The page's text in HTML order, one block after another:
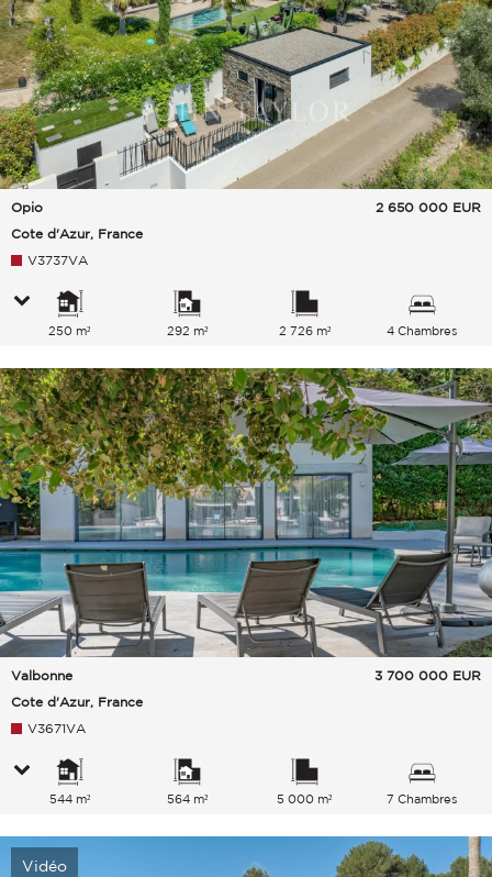
Opio
Cote d'Azur, France
2 650 000 EUR
V3737VA
250 m² 292 m² 2 726 m² 4 Chambres
Valbonne
Cote d'Azur, France
3 700 000 EUR
V3671VA
544 m² 564 m² 5 000 m² 7 Chambres
Vidéo